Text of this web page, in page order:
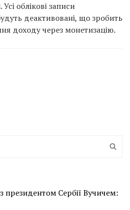
облікові записи
деактивовані, що зробить
доходу через монетизацію.
президентом Сербії Вучичем: